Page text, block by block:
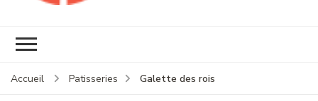
Accueil Patisseries Galette des rois